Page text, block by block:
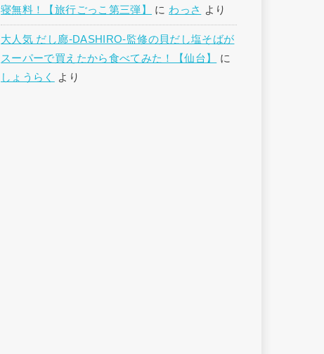
寝無料！【旅行ごっこ第三弾】
に わっさ より
大人気 だし廊-DASHIRO-監修の貝だし塩そばが
スーパーで買えたから食べてみた！【仙台】
に
しょうらく
より